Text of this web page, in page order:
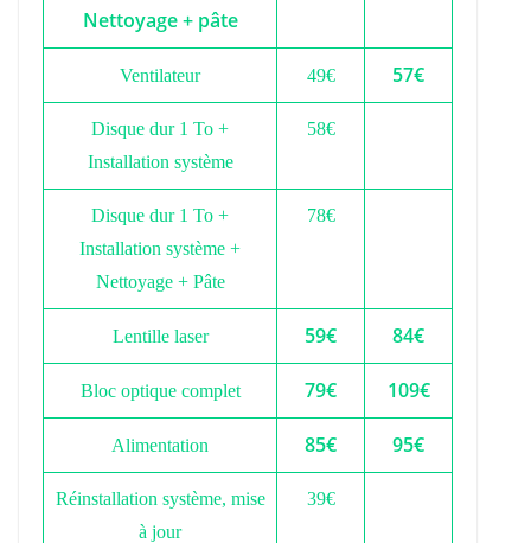
Nettoyage + pâte
Ventilateur 49€ 57€
Disque dur 1 To +
Installation système
58€
Disque dur 1 To +
Installation système +
Nettoyage + Pâte
78€
Lentille laser 59€ 84€
Bloc optique complet 79€ 109€
Alimentation 85€ 95€
Réinstallation système, mise
à jour
39€